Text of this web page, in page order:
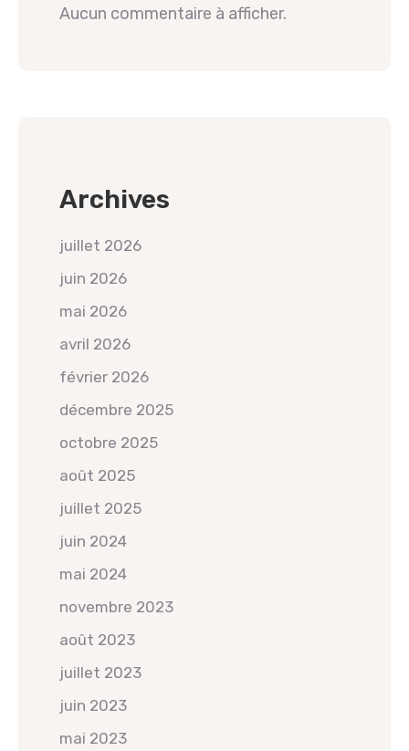
Aucun commentaire à afficher.
Archives
juillet 2026
juin 2026
mai 2026
avril 2026
février 2026
décembre 2025
octobre 2025
août 2025
juillet 2025
juin 2024
mai 2024
novembre 2023
août 2023
juillet 2023
juin 2023
mai 2023